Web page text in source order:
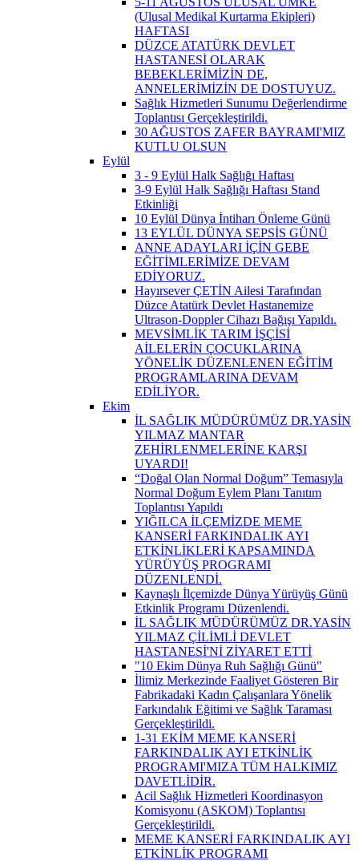
(Ulusal Medikal Kurtarma Ekipleri)
HAFTASI
DÜZCE ATATÜRK DEVLET
HASTANESİ OLARAK
BEBEKLERİMİZİN DE,
ANNELERİMİZİN DE DOSTUYUZ.
Sağlık Hizmetleri Sunumu Değerlendirme
Toplantısı Gerçekleştirildi.
30 AĞUSTOS ZAFER BAYRAMI'MIZ
KUTLU OLSUN
Eylül
3 - 9 Eylül Halk Sağlığı Haftası
3-9 Eylül Halk Sağlığı Haftası Stand
Etkinliği
10 Eylül Dünya İntiharı Önleme Günü
13 EYLÜL DÜNYA SEPSİS GÜNÜ
ANNE ADAYLARI İÇİN GEBE
EĞİTİMLERİMİZE DEVAM
EDİYORUZ.
Hayırsever ÇETİN Ailesi Tarafından
Düzce Atatürk Devlet Hastanemize
Ultrason-Doppler Cihazı Bağışı Yapıldı.
MEVSİMLİK TARIM İŞÇİSİ
AİLELERİN ÇOCUKLARINA
YÖNELİK DÜZENLENEN EĞİTİM
PROGRAMLARINA DEVAM
EDİLİYOR.
Ekim
İL SAĞLIK MÜDÜRÜMÜZ DR.YASİN
YILMAZ MANTAR
ZEHİRLENMELERİNE KARŞI
UYARDI!
“Doğal Olan Normal Doğum” Temasıyla
Normal Doğum Eylem Planı Tanıtım
Toplantısı Yapıldı
YIĞILCA İLÇEMİZDE MEME
KANSERİ FARKINDALIK AYI
ETKİNLİKLERİ KAPSAMINDA
YÜRÜYÜŞ PROGRAMI
DÜZENLENDİ.
Kaynaşlı İlçemizde Dünya Yürüyüş Günü
Etkinlik Programı Düzenlendi.
İL SAĞLIK MÜDÜRÜMÜZ DR.YASİN
YILMAZ ÇİLİMLİ DEVLET
HASTANESİ'Nİ ZİYARET ETTİ
"10 Ekim Dünya Ruh Sağlığı Günü"
İlimiz Merkezinde Faaliyet Gösteren Bir
Fabrikadaki Kadın Çalışanlara Yönelik
Farkındalık Eğitimi ve Sağlık Taraması
Gerçekleştirildi.
1-31 EKİM MEME KANSERİ
FARKINDALIK AYI ETKİNLİK
PROGRAMI'MIZA TÜM HALKIMIZ
DAVETLİDİR.
Acil Sağlık Hizmetleri Koordinasyon
Komisyonu (ASKOM) Toplantısı
Gerçekleştirildi.
MEME KANSERİ FARKINDALIK AYI
ETKİNLİK PROGRAMI